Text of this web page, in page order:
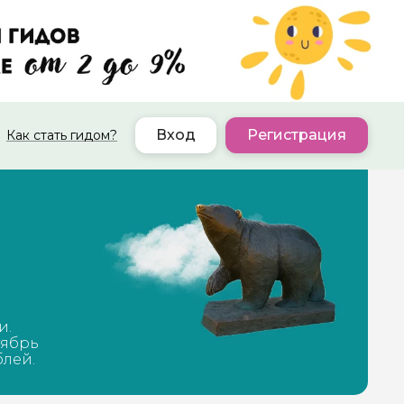
Как стать гидом? Вход Регистрация